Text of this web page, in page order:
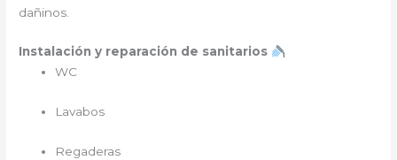
dañinos.
Instalación y reparación de sanitarios
WC
Lavabos
Regaderas